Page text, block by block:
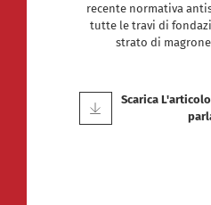
recente normativa
tutte le travi di
strato di
Scarica